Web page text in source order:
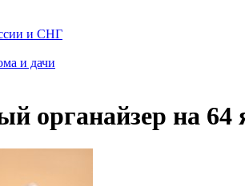
и СНГ
и дачи
органайзер на 64